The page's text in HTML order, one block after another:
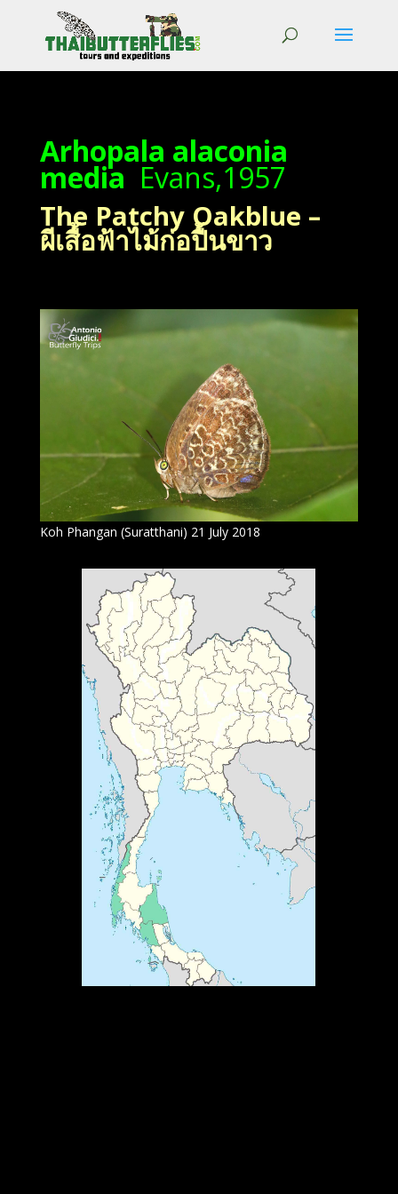
Arhopala alaconia
media Evans,1957
The Patchy Oakblue –
ผีเสื้อฟ้าไม้ก่อปื้นขาว
Koh Phangan (Suratthani) 21 July 2018